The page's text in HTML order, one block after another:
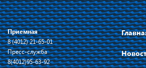
Приемная
8 (4012) 21-65-01
Пресс-служба
8(4012)95-63-92